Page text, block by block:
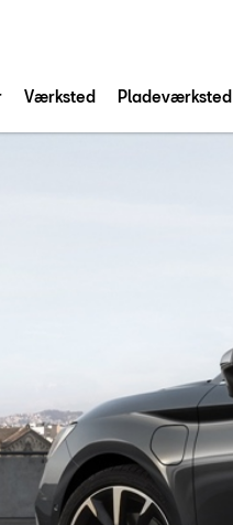
Værksted Pladeværksted